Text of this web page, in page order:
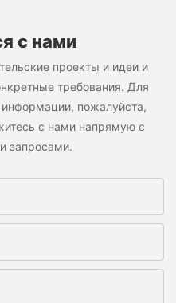
с нами
проекты и идеи и
требования. Для
информации, пожалуйста,
с нами напрямую с
запросами.